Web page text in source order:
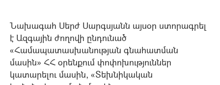
Նախագահ Սերժ Սարգսյանն այսօր ստորագրել
է Ազգային ժողովի ընդունած
«Համապատասխանության գնահատման
մասին» ՀՀ օրենքում փոփոխություններ
կատարելու մասին, «Տեխնիկական